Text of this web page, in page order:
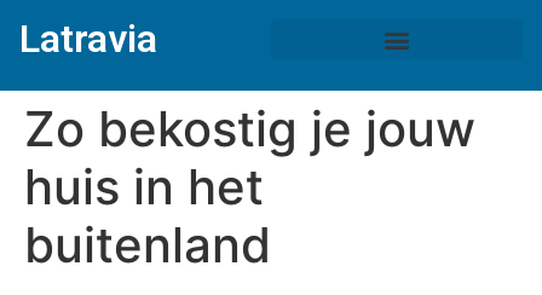
Latravia
Zo bekostig je jouw
huis in het
buitenland